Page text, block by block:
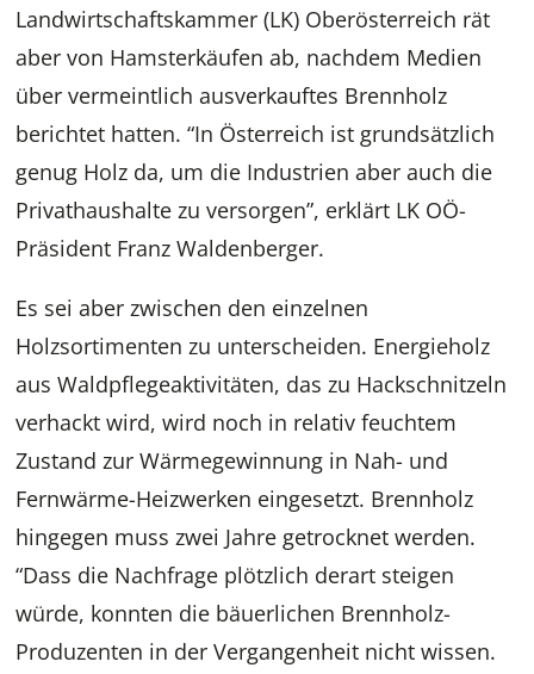
Landwirtschaftskammer (LK) Oberösterreich rät
aber von Hamsterkäufen ab, nachdem Medien
über vermeintlich ausverkauftes Brennholz
berichtet hatten. “In Österreich ist grundsätzlich
genug Holz da, um die Industrien aber auch die
Privathaushalte zu versorgen”, erklärt LK OÖ-
Präsident Franz Waldenberger.
Es sei aber zwischen den einzelnen
Holzsortimenten zu unterscheiden. Energieholz
aus Waldpflegeaktivitäten, das zu Hackschnitzeln
verhackt wird, wird noch in relativ feuchtem
Zustand zur Wärmegewinnung in Nah- und
Fernwärme-Heizwerken eingesetzt. Brennholz
hingegen muss zwei Jahre getrocknet werden.
“Dass die Nachfrage plötzlich derart steigen
würde, konnten die bäuerlichen Brennholz-
Produzenten in der Vergangenheit nicht wissen.